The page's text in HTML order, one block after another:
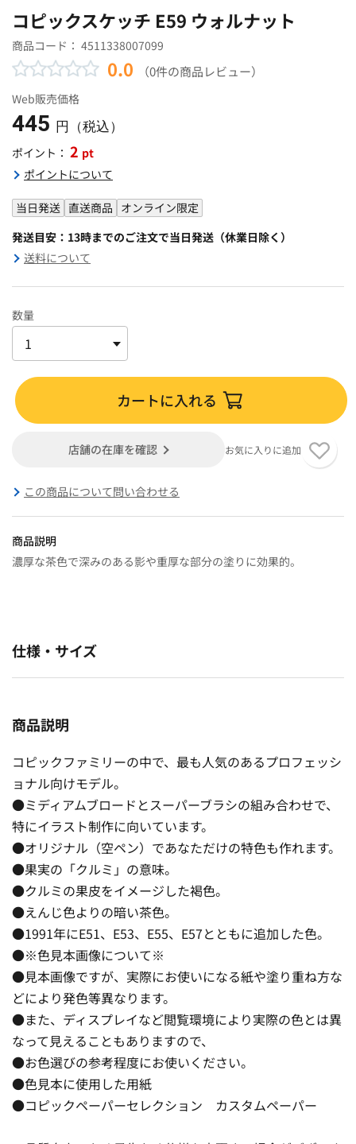
コピックスケッチ E59 ウォルナット
商品コード： 4511338007099
0.0 （0件の商品レビュー）
Web販売価格
445 円（税込）
ポイント： 2 pt
ポイントについて
当日発送 直送商品 オンライン限定
発送目安：13時までのご注文で当日発送（休業日除く）
送料について
数量
カートに入れる
店舗の在庫を確認 お気に入りに追加
この商品について問い合わせる
商品説明
濃厚な茶色で深みのある影や重厚な部分の塗りに効果的。
仕様・サイズ
商品説明
コピックファミリーの中で、最も人気のあるプロフェッシ
ョナル向けモデル。
●ミディアムブロードとスーパーブラシの組み合わせで、
特にイラスト制作に向いています。
●オリジナル（空ペン）であなただけの特色も作れます。
●果実の「クルミ」の意味。
●クルミの果皮をイメージした褐色。
●えんじ色よりの暗い茶色。
●1991年にE51、E53、E55、E57とともに追加した色。
●※色見本画像について※
●見本画像ですが、実際にお使いになる紙や塗り重ね方な
どにより発色等異なります。
●また、ディスプレイなど閲覧環境により実際の色とは異
なって見えることもありますので、
●お色選びの参考程度にお使いください。
●色見本に使用した用紙
●コピックペーパーセレクション カスタムペーパー